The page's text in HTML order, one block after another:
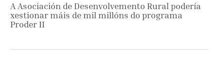
A Asociación de Desenvolvemento Rural podería
xestionar máis de mil millóns do programa
Proder II